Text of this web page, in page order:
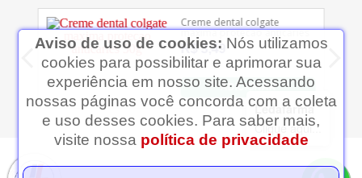
Ledafarma
Clique aqui...
Aviso de uso de cookies: Nós utilizamos
cookies para possibilitar e aprimorar sua
experiência em nosso site. Acessando
nossas páginas você concorda com a coleta
e uso desses cookies. Para saber mais,
visite nossa política de privacidade